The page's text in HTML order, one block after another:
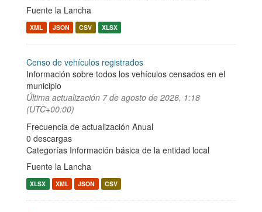
Fuente la Lancha
XML JSON CSV XLSX
Censo de vehículos registrados
Información sobre todos los vehículos censados en el
municipio
Última actualización 7 de agosto de 2026, 1:18
(UTC+00:00)
Frecuencia de actualización Anual
0 descargas
Categorías Información básica de la entidad local
Fuente la Lancha
XLSX XML JSON CSV